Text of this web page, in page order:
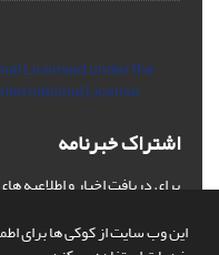
این وب سایت از کوکی ها برای
Licensedunder the
License
اشتراک خبرنامه
برای دریافت اخبار و